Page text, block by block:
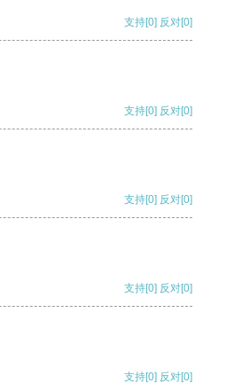
支持[0] 反对[0]
支持[0] 反对[0]
支持[0] 反对[0]
支持[0] 反对[0]
支持[0] 反对[0]